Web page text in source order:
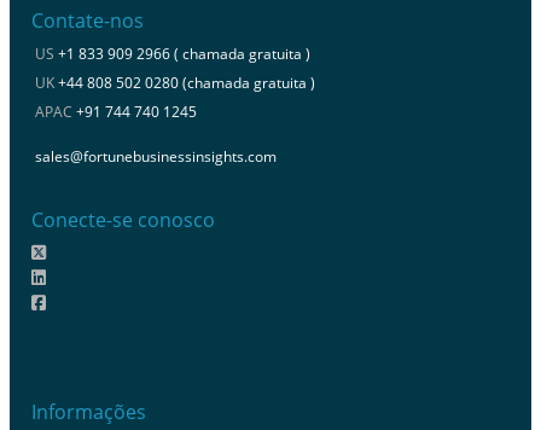
Contate-nos
US +1 833 909 2966 ( chamada gratuita )
UK+44 808 502 0280 (chamada gratuita )
APAC +91 744 740 1245
sales@fortunebusinessinsights.com
Conecte-se conosco
Informações